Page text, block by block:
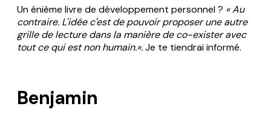
Un énième livre de développement personnel ? «Au
contraire. L'idée c'est de pouvoir proposer une autre
grille de lecture dans la manière de co-exister avec
tout ce qui est non humain.».Je te tiendrai informé.
Benjamin